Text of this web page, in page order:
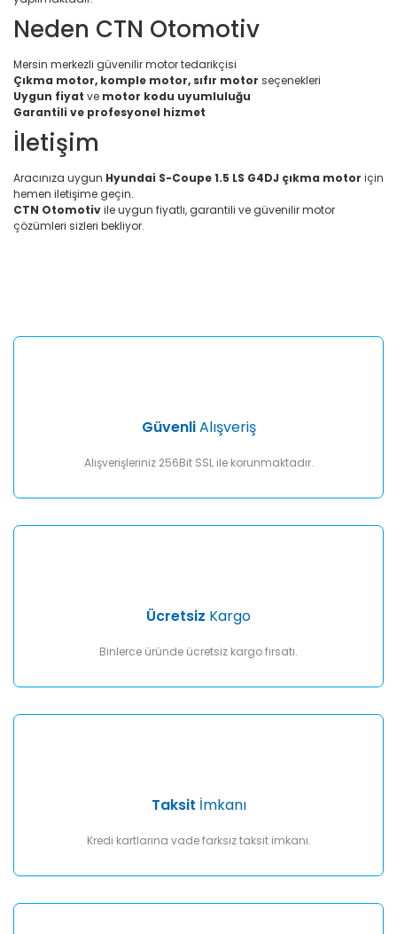
Neden CTN Otomotiv
Mersin merkezli güvenilir motor tedarikçisi
Çıkma motor, komple motor, sıfır motor seçenekleri
Uygun fiyat ve motor kodu uyumluluğu
Garantili ve profesyonel hizmet
İletişim
Aracınıza uygun Hyundai S-Coupe 1.5 LS G4DJ çıkma motor için
hemen iletişime geçin.
CTN Otomotivile uygun fiyatlı, garantili ve güvenilir motor
çözümleri sizleri bekliyor.
Yorum Yaz
Ürün fiyatı diğer sitelerden daha pahalı.
GüvenliAlışveriş
Alışverişleriniz 256Bit SSL ile korunmaktadır.
Ücretsiz Kargo
Binlerce üründe ücretsiz kargo fırsatı.
Taksit İmkanı
Kredi kartlarına vade farksız taksit imkanı.